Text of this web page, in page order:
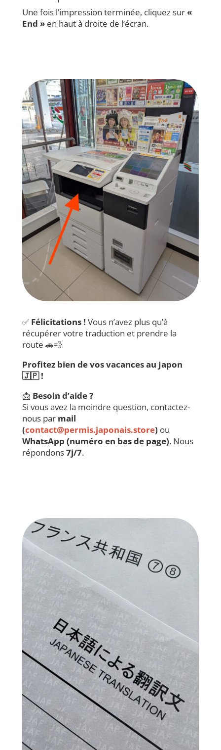
Une fois l’impression terminée, cliquez sur «
End »en haut à droite de l’écran.
✅ Félicitations ! Vous n’avez plus qu’à
récupérer votre traduction et prendre la
route 🚗💨
Profitez bien de vos vacances au Japon
🇯🇵 !
📩 Besoin d’aide ?
Si vous avez la moindre question, contactez-
nous par mail
(contact@permis.japonais.store) ou
WhatsApp (numéro en bas de page). Nous
répondons7j/7.